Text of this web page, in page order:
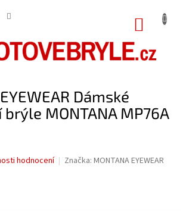
Dámské
MONTANA MP76A
hodnocení Značka: MONTANA EYEWEAR